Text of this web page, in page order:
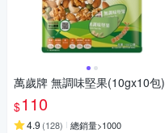
萬歲牌 無調味堅果(10gx10包)
$110
4.9 (128) 總銷量>1000